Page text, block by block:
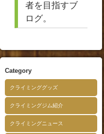
者を目指すブ
ログ。
Category
クライミンググッズ
クライミングジム紹介
クライミングニュース